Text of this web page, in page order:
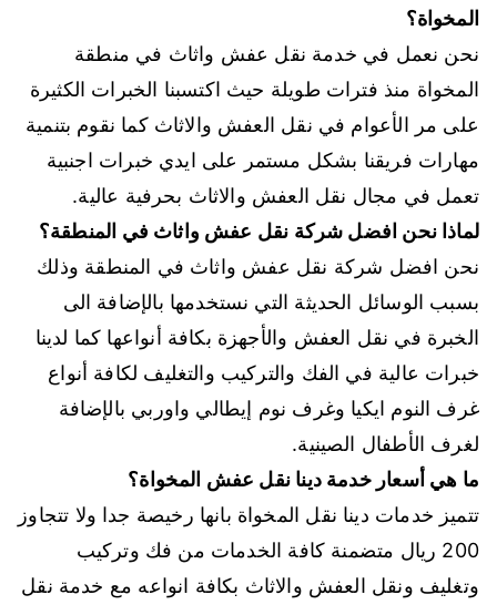
المخواة؟
نحن نعمل في خدمة نقل عفش واثاث في منطقة
المخواة منذ فترات طويلة حيث اكتسبنا الخبرات الكثيرة
على مر الأعوام في نقل العفش والاثاث كما نقوم بتنمية
مهارات فريقنا بشكل مستمر على ايدي خبرات اجنبية
تعمل في مجال نقل العفش والاثاث بحرفية عالية.
لماذا نحن افضل شركة نقل عفش واثاث في المنطقة؟
نحن افضل شركة نقل عفش واثاث في المنطقة وذلك
بسبب الوسائل الحديثة التي نستخدمها بالإضافة الى
الخبرة في نقل العفش والأجهزة بكافة أنواعها كما لدينا
خبرات عالية في الفك والتركيب والتغليف لكافة أنواع
غرف النوم ايكيا وغرف نوم إيطالي واوربي بالإضافة
لغرف الأطفال الصينية.
ما هي أسعار خدمة دينا نقل عفش المخواة؟
تتميز خدمات دينا نقل المخواة بانها رخيصة جدا ولا تتجاوز
200 ريال متضمنة كافة الخدمات من فك وتركيب
وتغليف ونقل العفش والاثاث بكافة انواعه مع خدمة نقل